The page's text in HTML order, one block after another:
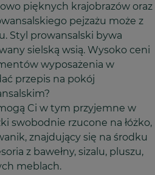
pięknych krajobrazów oraz
pejzażu może z
Styl prowansalski bywa
sielską wsią. Wysoko ceni
wyposażenia w
przepis na pokój
Ci w tym przyjemne w
swobodnie rzucone na łóżko,
znajdujący się na środku
z bawełny, sizalu, pluszu,
meblach.